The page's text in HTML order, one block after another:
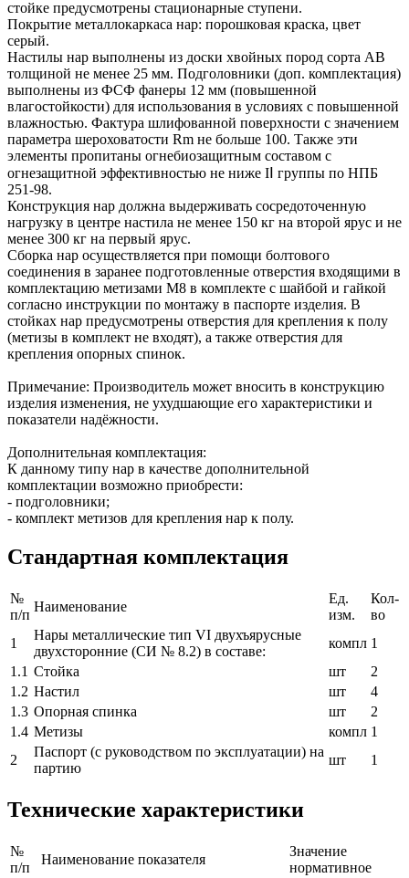
стойке предусмотрены стационарные ступени.
Покрытие металлокаркаса нар: порошковая краска, цвет
серый.
Настилы нар выполнены из доски хвойных пород сорта АВ
толщиной не менее 25 мм. Подголовники (доп. комплектация)
выполнены из ФСФ фанеры 12 мм (повышенной
влагостойкости) для использования в условиях с повышенной
влажностью. Фактура шлифованной поверхности с значением
параметра шероховатости Rm не больше 100. Также эти
элементы пропитаны огнебиозащитным составом с
огнезащитной эффективностью не ниже IⅠ группы по НПБ
251-98.
Конструкция нар должна выдерживать сосредоточенную
нагрузку в центре настила не менее 150 кг на второй ярус и не
менее 300 кг на первый ярус.
Сборка нар осуществляется при помощи болтового
соединения в заранее подготовленные отверстия входящими в
комплектацию метизами М8 в комплекте с шайбой и гайкой
согласно инструкции по монтажу в паспорте изделия. В
стойках нар предусмотрены отверстия для крепления к полу
(метизы в комплект не входят), а также отверстия для
крепления опорных спинок.
Примечание: Производитель может вносить в конструкцию
изделия изменения, не ухудшающие его характеристики и
показатели надёжности.
Дополнительная комплектация:
К данному типу нар в качестве дополнительной
комплектации возможно приобрести:
- подголовники;
- комплект метизов для крепления нар к полу.
Стандартная комплектация
№
п/п
Наименование
Ед.
изм.
Кол-
во
1
Нары металлические тип VI двухъярусные
двухсторонние (СИ № 8.2) в составе:
компл 1
1.1 Стойка шт
2
1.2 Настил шт
4
1.3 Опорная спинка шт
2
1.4 Метизы компл 1
2
Паспорт (с руководством по эксплуатации) на
партию
шт 1
Технические характеристики
№
п/п
Наименование показателя
Значение
нормативное